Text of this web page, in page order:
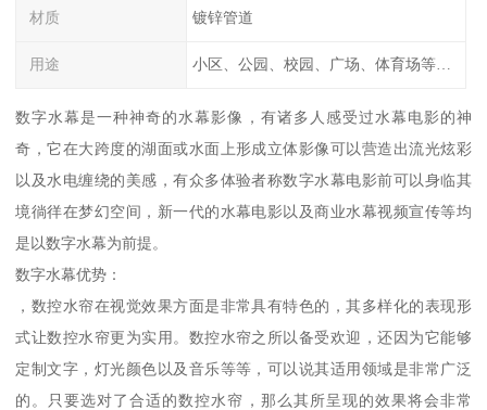
材质 镀锌管道
用途 小区、公园、校园、广场、体育场等公共场所
数字水幕是一种神奇的水幕影像，有诸多人感受过水幕电影的神
奇，它在大跨度的湖面或水面上形成立体影像可以营造出流光炫彩
以及水电缠绕的美感，有众多体验者称数字水幕电影前可以身临其
境徜徉在梦幻空间，新一代的水幕电影以及商业水幕视频宣传等均
是以数字水幕为前提。
数字水幕优势：
，数控水帘在视觉效果方面是非常具有特色的，其多样化的表现形
式让数控水帘更为实用。数控水帘之所以备受欢迎，还因为它能够
定制文字，灯光颜色以及音乐等等，可以说其适用领域是非常广泛
的。只要选对了合适的数控水帘，那么其所呈现的效果将会非常